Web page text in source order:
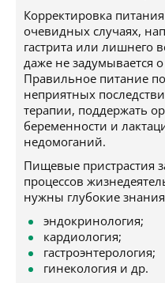
Корректировка
очевидных случаях,
гастрита или лишнего
даже не задумывается
Правильное питание
неприятных
терапии, поддержать
беременности и
недомоганий.
Пищевые пристрастия
процессов
нужны глубокие знания
эндокринология;
кардиология;
гастроэнтерология;
гинекология и др.